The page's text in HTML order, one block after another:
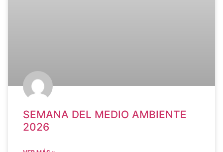
SEMANA DEL MEDIO AMBIENTE
2026